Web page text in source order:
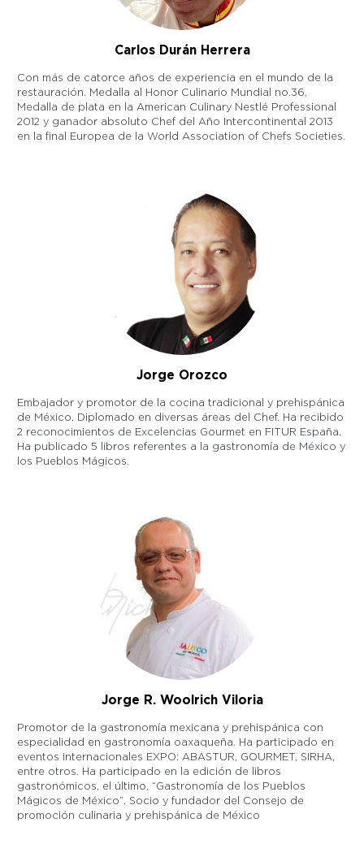
Carlos Durán Herrera
Con más de catorce años de experiencia en el mundo de la
restauración. Medalla al Honor Culinario Mundial no.36,
Medalla de plata en la American Culinary Nestlé Professional
2012 y ganador absoluto Chef del Año Intercontinental 2013
en la final Europea de la World Association of Chefs Societies.
Jorge Orozco
Embajador y promotor de la cocina tradicional y prehispánica
de México. Diplomado en diversas áreas del Chef. Ha recibido
2 reconocimientos de Excelencias Gourmet en FITUR España.
Ha publicado 5 libros referentes a la gastronomía de México y
los Pueblos Mágicos.
Jorge R. Woolrich Viloria
Promotor de la gastronomía mexicana y prehispánica con
especialidad en gastronomía oaxaqueña. Ha participado en
eventos internacionales EXPO: ABASTUR, GOURMET, SIRHA,
entre otros. Ha participado en la edición de libros
gastronómicos, el último, “Gastronomía de los Pueblos
Mágicos de México”. Socio y fundador del Consejo de
promoción culinaria y prehispánica de México